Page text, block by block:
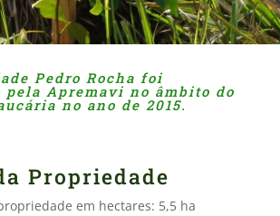
Pedro Rocha foi
pela Apremavi no âmbito do
no ano de 2015.
Propriedade
em hectares: 5,5 ha